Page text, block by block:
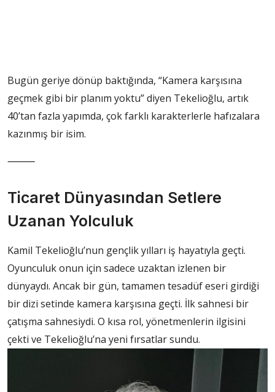
Bugün geriye dönüp baktığında, “Kamera karşısına
geçmek gibi bir planım yoktu” diyen Tekelioğlu, artık
40’tan fazla yapımda, çok farklı karakterlerle hafızalara
kazınmış bir isim.
⸻
Ticaret Dünyasından Setlere
Uzanan Yolculuk
Kamil Tekelioğlu’nun gençlik yılları iş hayatıyla geçti.
Oyunculuk onun için sadece uzaktan izlenen bir
dünyaydı. Ancak bir gün, tamamen tesadüf eseri girdiği
bir dizi setinde kamera karşısına geçti. İlk sahnesi bir
çatışma sahnesiydi. O kısa rol, yönetmenlerin ilgisini
çekti ve Tekelioğlu’na yeni fırsatlar sundu.